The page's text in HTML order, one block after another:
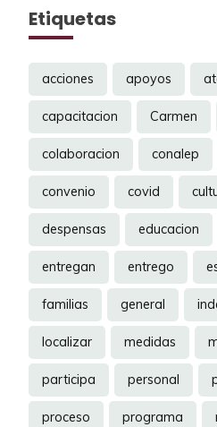
Etiquetas
acciones apoyos
capacitacion Carmen
colaboracion conalep
convenio covid
despensas educacion
entregan entrego
familias general
localizar medidas
participa personal
proceso programa